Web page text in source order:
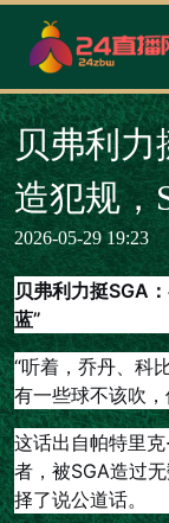
贝弗利力
造犯规，
2026-05-29 19:23
贝弗利力挺SGA
蓝”
“听着，乔丹、科
有一些球不该吹
这话出自帕特里克
者，被SGA造过
择了说公道话。